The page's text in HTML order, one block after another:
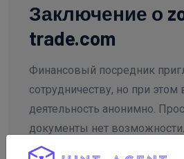
Заключение о
trade.com
Финансовый посредник
сотрудничеству, но при этом
деятельность анонимно.
документы нет
регистрации,